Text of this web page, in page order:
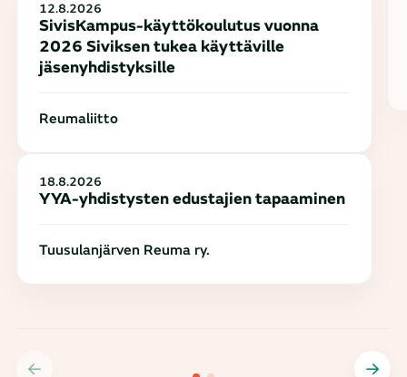
12.8.2026
SivisKampus-käyttökoulutus vuonna
2026 Siviksen tukea käyttäville
jäsenyhdistyksille
Reumaliitto
18.8.2026
YYA-yhdistysten edustajien tapaaminen
Tuusulanjärven Reuma ry.